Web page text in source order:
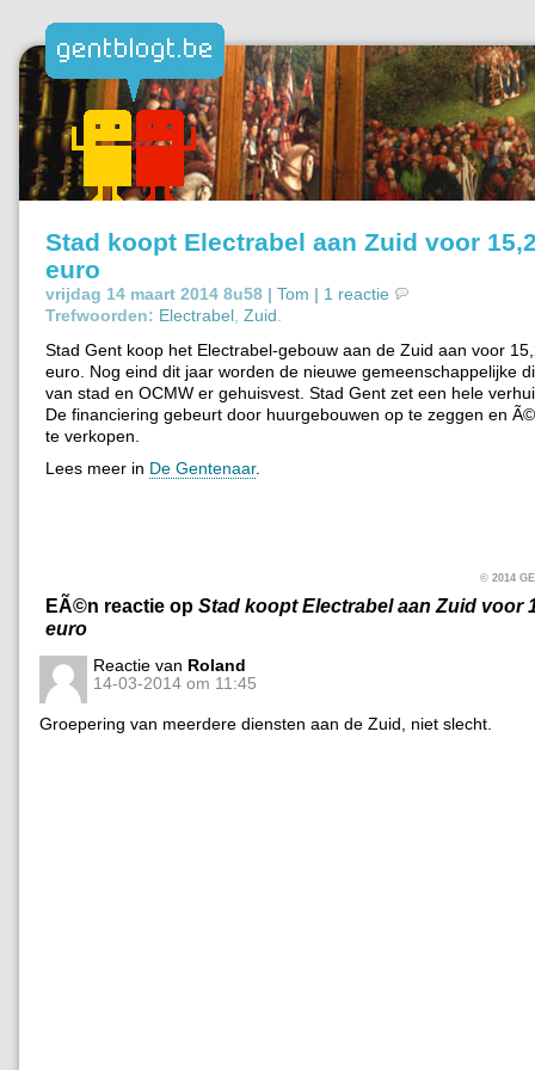
Stad koopt Electrabel aan Zuid voor
euro
vrijdag 14 maart 2014 8u58 | Tom | 1 reactie
Trefwoorden: Electrabel Zuid
Stad Gent koop het Electrabel-gebouw aan de Zuid aan voor
euro. Nog eind dit jaar worden de nieuwe gemeenschappelijke
van stad en OCMW er gehuisvest. Stad Gent zet een hele
De financiering gebeurt door huurgebouwen op te zeggen en
te verkopen.
Lees meer in De Gentenaar.
© 2014
EÃ©n reactie op Stad koopt Electrabel aan Zuid voor
euro
Reactie van Roland
14-03-2014 om 11:45
Groepering van meerdere diensten aan de Zuid, niet slecht.